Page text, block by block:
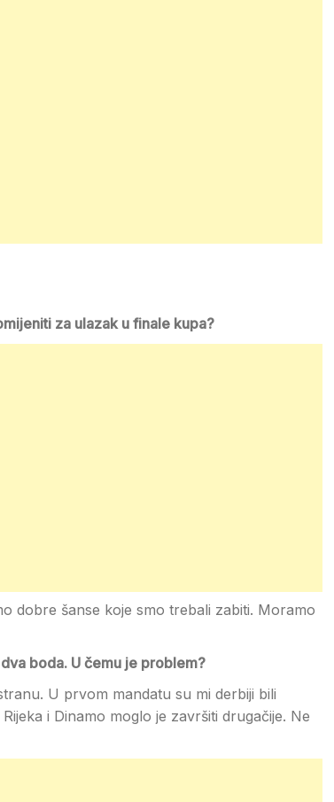
za ulazak u finale kupa?
dobre šanse koje smo trebali zabiti. Moramo
boda. U čemu je problem?
U prvom mandatu su mi derbiji bili
i Dinamo moglo je završiti drugačije. Ne